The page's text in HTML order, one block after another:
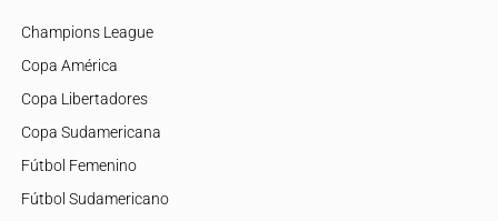
Champions League
Copa América
Copa Libertadores
Copa Sudamericana
Fútbol Femenino
Fútbol Sudamericano